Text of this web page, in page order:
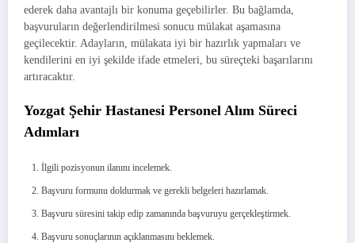
ederek daha avantajlı bir konuma geçebilirler. Bu bağlamda,
başvuruların değerlendirilmesi sonucu mülakat aşamasına
geçilecektir. Adayların, mülakata iyi bir hazırlık yapmaları ve
kendilerini en iyi şekilde ifade etmeleri, bu süreçteki başarılarını
artıracaktır.
Yozgat Şehir Hastanesi Personel Alım Süreci
Adımları
İlgili pozisyonun ilanını incelemek.
Başvuru formunu doldurmak ve gerekli belgeleri hazırlamak.
Başvuru süresini takip edip zamanında başvuruyu gerçekleştirmek.
Başvuru sonuçlarının açıklanmasını beklemek.